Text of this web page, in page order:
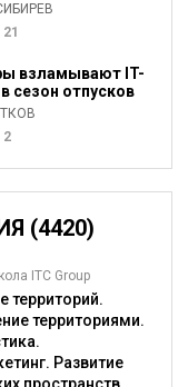
21
взламывают IT-
сезон отпусков
2
(4420)
ITC Group
территорий.
территориями.
Развитие